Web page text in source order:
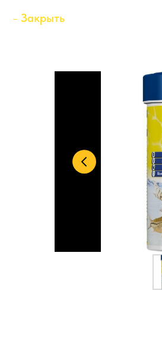
Закрыть